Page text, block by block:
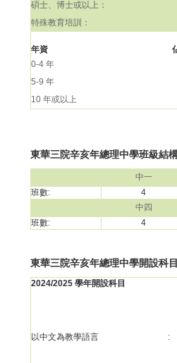
碩士、博士或以上：
特殊教育培訓：
年資
0-4 年
5-9 年
10 年或以上
東華三院辛亥年總理中學班級結
中一
班數:
4
中四
班數:
4
東華三院辛亥年總理中學開設科
2024/2025 學年開設科目
以中文為教學語言 :